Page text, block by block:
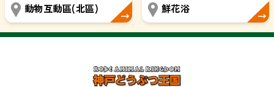
動物互動區(北區) 鮮花浴